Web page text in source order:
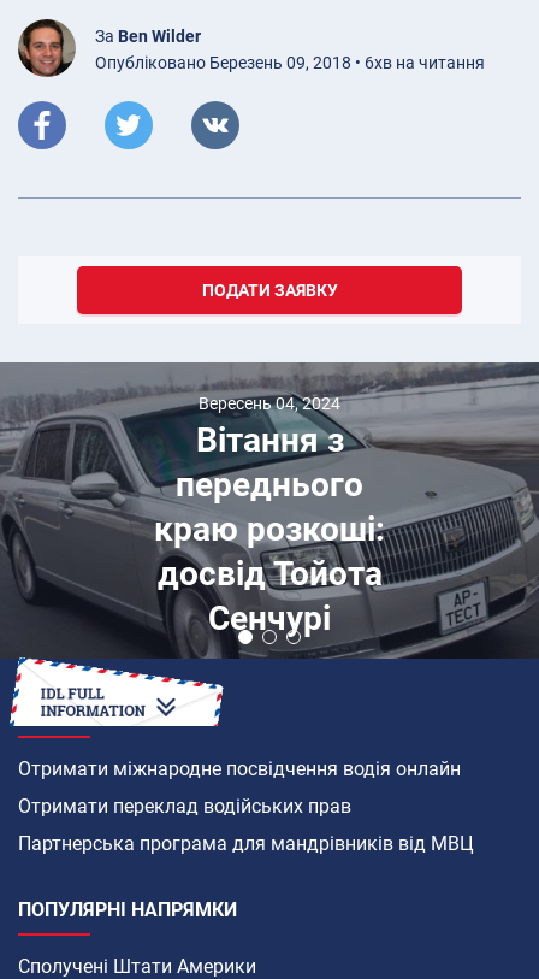
За Ben Wilder
Опубліковано Березень 09, 2018 • 6хв на читання
ПОДАТИ ЗАЯВКУ
Вересень 04, 2024
Вітання з
переднього
краю розкоші:
досвід Тойота
Сенчурі
ЯК
Отримати міжнародне посвідчення водія онлайн
Отримати переклад водійських прав
Партнерська програма для мандрівників від МВЦ
ПОПУЛЯРНІ НАПРЯМКИ
Сполучені Штати Америки